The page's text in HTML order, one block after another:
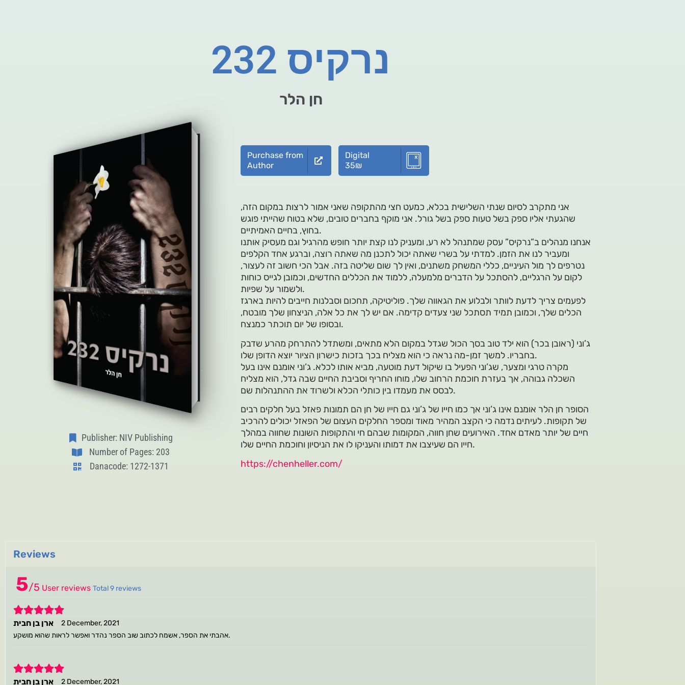
נרקיס 232
חן הלר
Publisher: NIV Publishing
Number of Pages: 203
Danacode: 1272-1371
Purchase from
Author
Digital
35₪
אני מתקרב לסיום שנתי השלישית בכלא, כמעט חצי מהתקופה שאני אמור לרצות במקום הזה,
שהגעתי אליו ספק בשל טעות ספק בשל גורל. אני מוקף בחברים טובים, שלא בטוח שהייתי פוגש
בחוץ, בחיים האמיתיים.
אנחנו מנהלים ב”נרקיס” עסק שמתנהל לא רע, ומעניק לנו קצת יותר חופש מהרגיל וגם מעסיק אותנו
ומעביר לנו את הזמן. למדתי על בשרי שאתה יכול לתכנן מה שאתה רוצה, וברגע אחד הקלפים
נטרפים לך מול העיניים, כללי המשחק משתנים, ואין לך שום שליטה בזה. אבל הכי חשוב זה לעצור,
לקום על הרגליים, להסתכל על הדברים מלמעלה, ללמוד את הכללים החדשים, וכמובן לגייס כוחות
ולשמור על שפיות.
לפעמים צריך לדעת לוותר ולבלוע את הגאווה שלך. פוליטיקה, תחכום וסבלנות חייבים להיות בארגז
הכלים שלך, וכמובן תמיד תסתכל שני צעדים קדימה. אם יש לך את כל אלה, הניצחון שלך מובטח,
ובסופו של יום תוכתר כמנצח.
ג’וני (ראובן בכר) הוא ילד טוב בסך הכול שגדל במקום הלא מתאים, ומשתדל להתרחק מהרע שדבק
בחבריו. למשך זמן-מה נראה כי הוא מצליח בכך בזכות כישרון הציור יוצא הדופן שלו.
מקרה טרגי ומצער, שג’וני הפעיל בו שיקול דעת מוטעה, מביא אותו לכלא. ג’וני אומנם אינו בעל
השכלה גבוהה, אך בעזרת חוכמת הרחוב שלו, מוחו החריף וסביבת החיים שבה גדל, הוא מצליח
לבסס את מעמדו בין כותלי הכלא ולשרוד את ההתנהלות שם.
הסופר חן הלר אומנם אינו ג’וני אך כמו חייו של ג’וני גם חייו של חן הם תמונות פאזל בעל חלקים רבים
של תקופות. לעיתים נדמה כי הקצב המהיר מאוד ומספר החלקים העצום של הפאזל יכולים להרכיב
חיים של יותר מאדם אחד. האירועים שחן חווה, המקומות שבהם חי והתקופות השונות שחווה במהלך
חייו הם שעיצבו את דמותו והעניקו לו את הניסיון וחוכמת החיים שלו.
https://chenheller.com/
Reviews
5/5 User reviews Total 9 reviews
5
ארן בן חבית
2 December, 2021
אהבתי את הספר, אשמח לכתוב שוב הספר נהדר ואפשר לראות שהוא מושקע.
5
ארן בן חבית
2 December, 2021